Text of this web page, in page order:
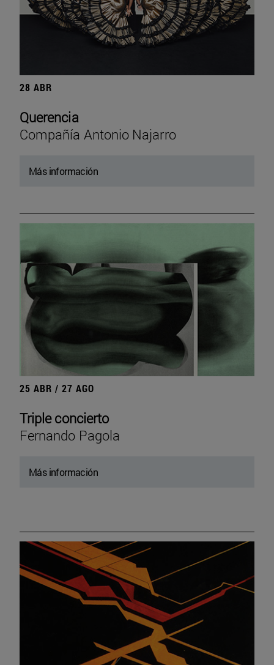
28 ABR
Querencia
Compañía Antonio Najarro
Más información
25 ABR / 27 AGO
Triple concierto
Fernando Pagola
Más información